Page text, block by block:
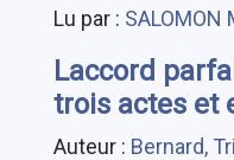
Lu par : SALOMON
Laccord
trois actes et
Auteur : Bernard,